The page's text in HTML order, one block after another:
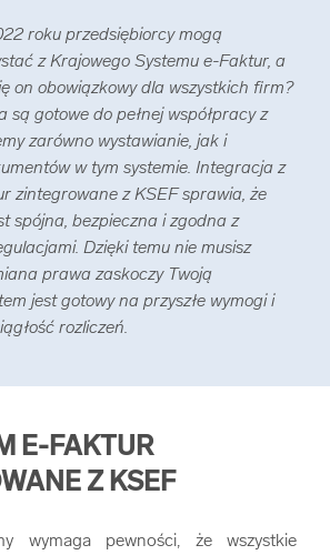
roku przedsiębiorcy mogą
z Krajowego Systemu e-Faktur, a
on obowiązkowy dla wszystkich firm?
są gotowe do pełnej współpracy z
zarówno wystawianie, jak i
w tym systemie. Integracja z
zintegrowane z KSEF sprawia, że
spójna, bezpieczna i zgodna z
Dzięki temu nie musisz
prawa zaskoczy Twoją
jest gotowy na przyszłe wymogi i
rozliczeń.
E-FAKTUR
Z KSEF
wymaga pewności, że wszystkie